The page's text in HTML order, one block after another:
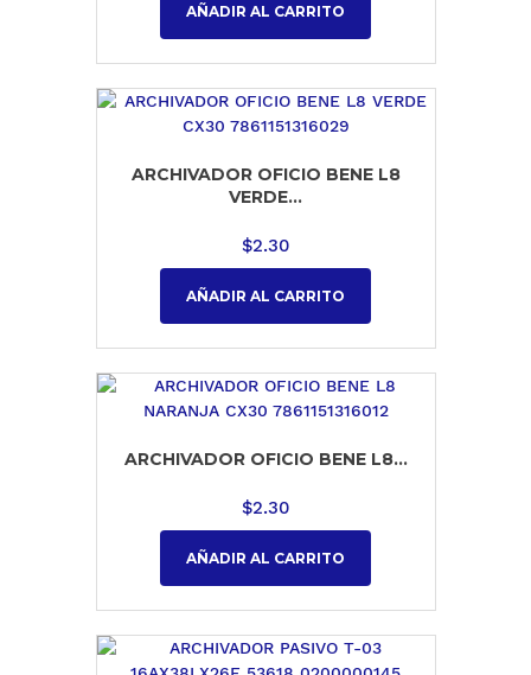
AÑADIR AL CARRITO
ARCHIVADOR OFICIO BENE L8
VERDE...
$2.30
AÑADIR AL CARRITO
ARCHIVADOR OFICIO BENE L8...
$2.30
AÑADIR AL CARRITO